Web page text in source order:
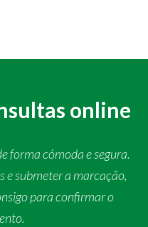
online
forma cómoda e segura.
e submeter a marcação,
para confirmar o